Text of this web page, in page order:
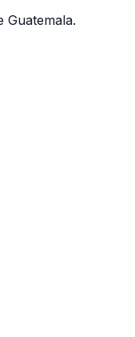
Guatemala.